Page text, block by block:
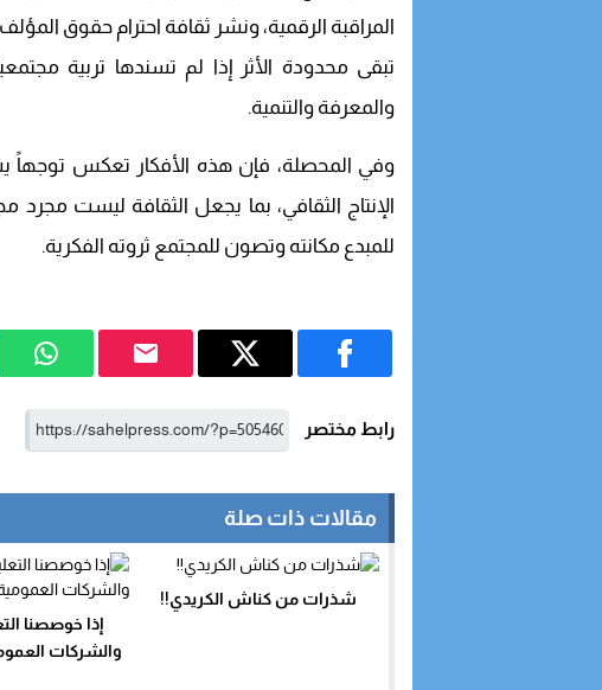
المراقبة الرقمية، ونشر ثقافة احترام حقوق
تبقى محدودة الأثر إذا لم تسندها تربية
والمعرفة والتنمية.
وفي المحصلة، فإن هذه الأفكار تعكس توجهاً
الإنتاج الثقافي، بما يجعل الثقافة ليست
للمبدع مكانته وتصون للمجتمع ثروته الفكرية.
رابط مختصر
مقالات ذات صلة
شذرات من كناش الكريدي!!
إذا خوصصنا
والشركات